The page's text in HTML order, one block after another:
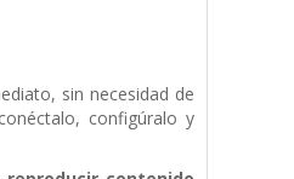
sin necesidad de
configúralo y